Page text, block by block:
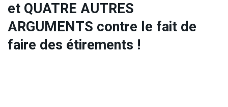
et QUATRE AUTRES
ARGUMENTS contre le fait de
faire des étirements !